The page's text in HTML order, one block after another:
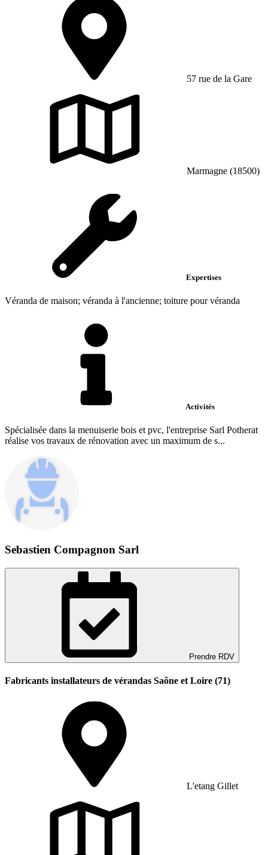
57 rue de la Gare
Marmagne (18500)
Expertises
Véranda de maison; véranda à l'ancienne; toiture pour véranda
Activités
Spécialisée dans la menuiserie bois et pvc, l'entreprise Sarl Potherat
réalise vos travaux de rénovation avec un maximum de s...
Sebastien Compagnon Sarl
Prendre RDV
Fabricants installateurs de vérandas Saône et Loire (71)
L'etang Gillet